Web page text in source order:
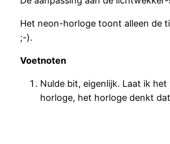
Het neon-horloge toont alleen de
;-).
Voetnoten
Nulde bit, eigenlijk. Laat ik
horloge, het horloge denkt